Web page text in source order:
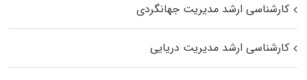
کارشناسی ارشد مدیریت جهانگردی
کارشناسی ارشد مدیریت دریایی